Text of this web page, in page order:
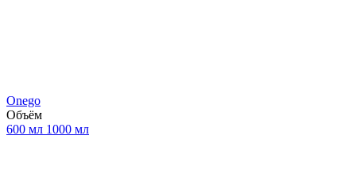
Onego
Объём
600 мл 1000 мл